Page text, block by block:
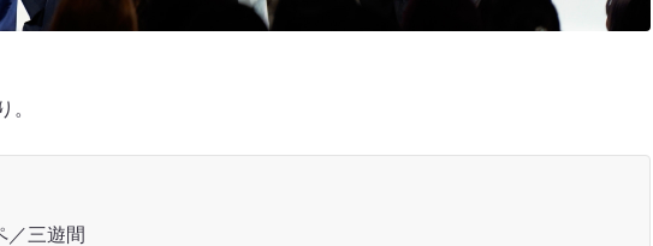
。
／三遊間